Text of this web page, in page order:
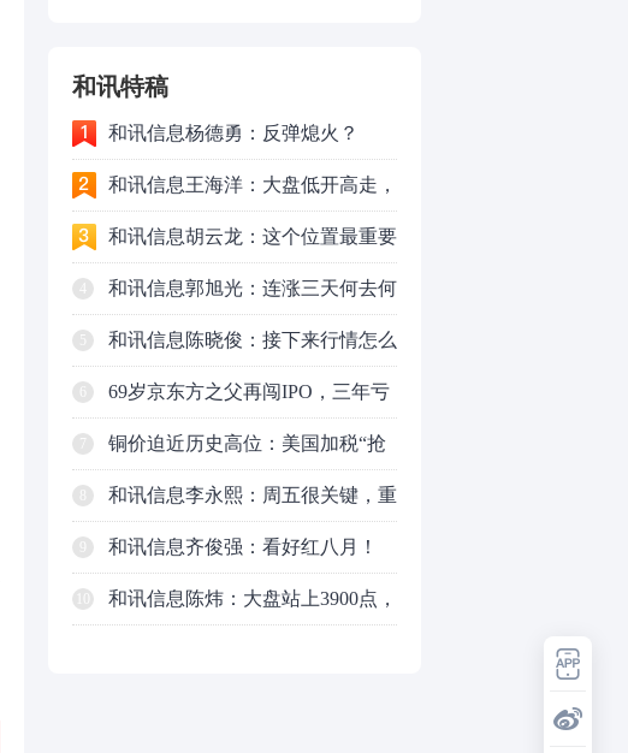
和讯特稿
和讯信息杨德勇：反弹熄火？
和讯信息王海洋：大盘低开高走，
反弹结束了吗？
和讯信息胡云龙：这个位置最重要
的是什么？
和讯信息郭旭光：连涨三天何去何
从？主力思维轻松应对
5 和讯信息陈晓俊：接下来行情怎么
走？
69岁京东方之父再闯IPO，三年亏
掉49亿
7 铜价迫近历史高位：美国加税“抢
铜”、中国立法保护
和讯信息李永熙：周五很关键，重
点看科技
和讯信息齐俊强：看好红八月！
和讯信息陈炜：大盘站上3900点，